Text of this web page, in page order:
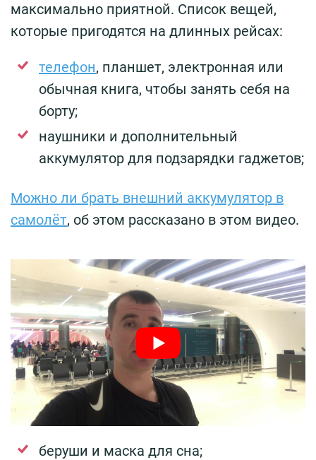
максимально приятной. Список вещей,
которые пригодятся на длинных рейсах:
телефон, планшет, электронная или
обычная книга, чтобы занять себя на
борту;
наушники и дополнительный
аккумулятор для подзарядки гаджетов;
Можно ли брать внешний аккумулятор в
самолёт, об этом рассказано в этом видео.
беруши и маска для сна;